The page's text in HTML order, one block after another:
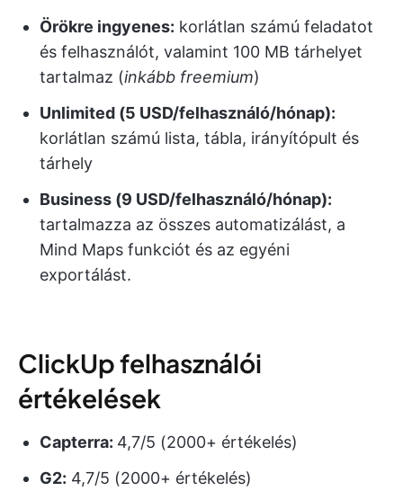
Örökre ingyenes: korlátlan számú feladatot
és felhasználót, valamint 100 MB tárhelyet
tartalmaz (inkább freemium)
Unlimited (5 USD/felhasználó/hónap):
korlátlan számú lista, tábla, irányítópult és
tárhely
Business (9 USD/felhasználó/hónap):
tartalmazza az összes automatizálást, a
Mind Maps funkciót és az egyéni
exportálást.
ClickUp felhasználói
értékelések
Capterra: 4,7/5 (2000+ értékelés)
G2: 4,7/5 (2000+ értékelés)